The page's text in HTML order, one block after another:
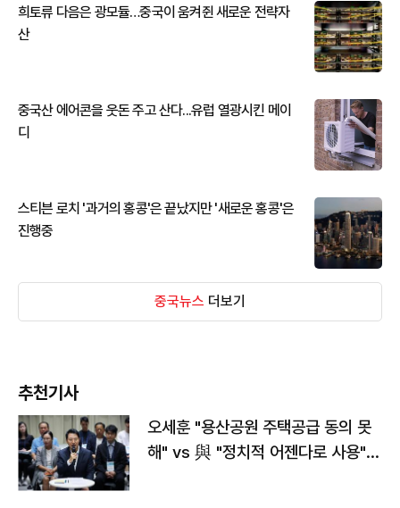
희토류 다음은 광모듈…중국이 움켜쥔 새로운 전략자
산
중국산 에어콘을 웃돈 주고 산다...유럽 열광시킨 메이
디
스티븐 로치 '과거의 홍콩'은 끝났지만 '새로운 홍콩'은
진행중
중국뉴스 더보기
추천기사
오세훈 "용산공원 주택공급 동의 못
해" vs 與 "정치적 어젠다로 사용"